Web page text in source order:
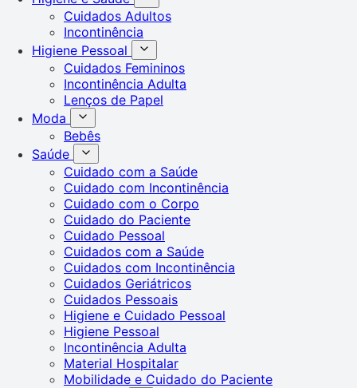
Cuidados Adultos
Incontinência
Higiene Pessoal
Cuidados Femininos
Incontinência Adulta
Lenços de Papel
Moda
Bebês
Saúde
Cuidado com a Saúde
Cuidado com Incontinência
Cuidado com o Corpo
Cuidado do Paciente
Cuidado Pessoal
Cuidados com a Saúde
Cuidados com Incontinência
Cuidados Geriátricos
Cuidados Pessoais
Higiene e Cuidado Pessoal
Higiene Pessoal
Incontinência Adulta
Material Hospitalar
Mobilidade e Cuidado do Paciente